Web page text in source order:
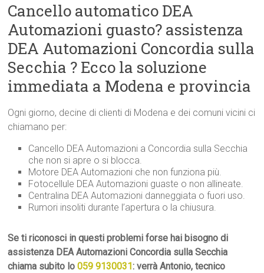
Cancello automatico DEA
Automazioni guasto? assistenza
DEA Automazioni Concordia sulla
Secchia ? Ecco la soluzione
immediata a Modena e provincia
Ogni giorno, decine di clienti di Modena e dei comuni vicini ci
chiamano per:
Cancello DEA Automazioni a Concordia sulla Secchia
che non si apre o si blocca.
Motore DEA Automazioni che non funziona più.
Fotocellule DEA Automazioni guaste o non allineate.
Centralina DEA Automazioni danneggiata o fuori uso.
Rumori insoliti durante l’apertura o la chiusura.
Se ti riconosci in questi problemi forse hai bisogno di
assistenza DEA Automazioni Concordia sulla Secchia
chiama subito lo059 9130031: verrà Antonio, tecnico